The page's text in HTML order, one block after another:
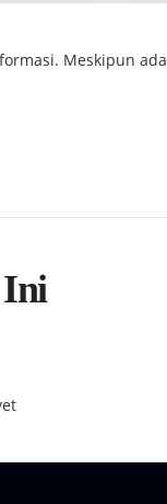
Meskipun ada